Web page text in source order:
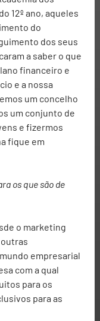
12º ano, aqueles
do
dos seus
a saber o que
financeiro e
e a nossa
um concelho
um conjunto de
e fizermos
fique em
os que são de
o marketing
empresarial
com a qual
para os
para as